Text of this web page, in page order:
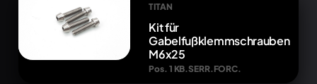
TITAN
Kit für
Gabelfußklemmschrauben
M6x25
Pos. 1 KB.SERR.FORC.